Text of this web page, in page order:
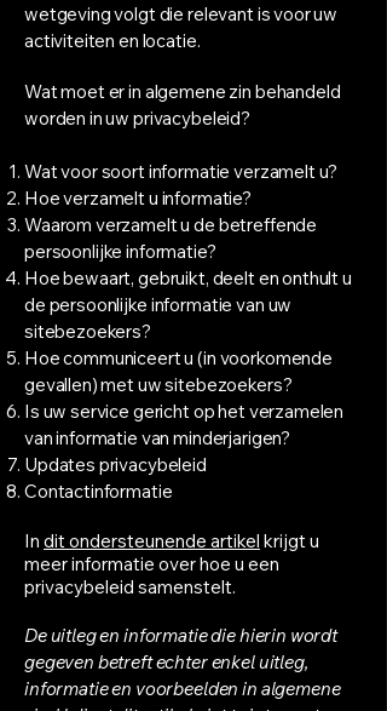
wetgeving volgt die relevant is voor uw
activiteiten en locatie.
Wat moet er in algemene zin behandeld
worden in uw privacybeleid?
Wat voor soort informatie verzamelt u?
Hoe verzamelt u informatie?
Waarom verzamelt u de betreffende
persoonlijke informatie?
Hoe bewaart, gebruikt, deelt en onthult u
de persoonlijke informatie van uw
sitebezoekers?
Hoe communiceert u (in voorkomende
gevallen) met uw sitebezoekers?
Is uw service gericht op het verzamelen
van informatie van minderjarigen?
Updates privacybeleid
Contactinformatie
In dit ondersteunende artikel krijgt u
meer informatie over hoe u een
privacybeleid samenstelt.
De uitleg en informatie die hierin wordt
gegeven betreft echter enkel uitleg,
informatie en voorbeelden in algemene